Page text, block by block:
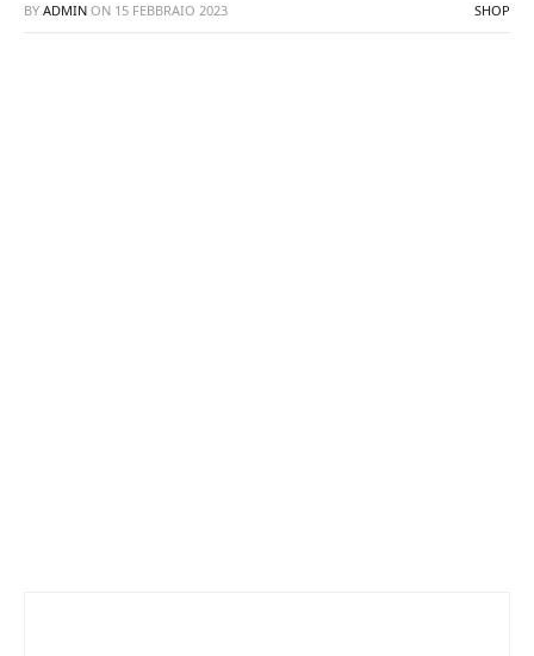
BY ADMIN ON 15 FEBBRAIO 2023 SHOP